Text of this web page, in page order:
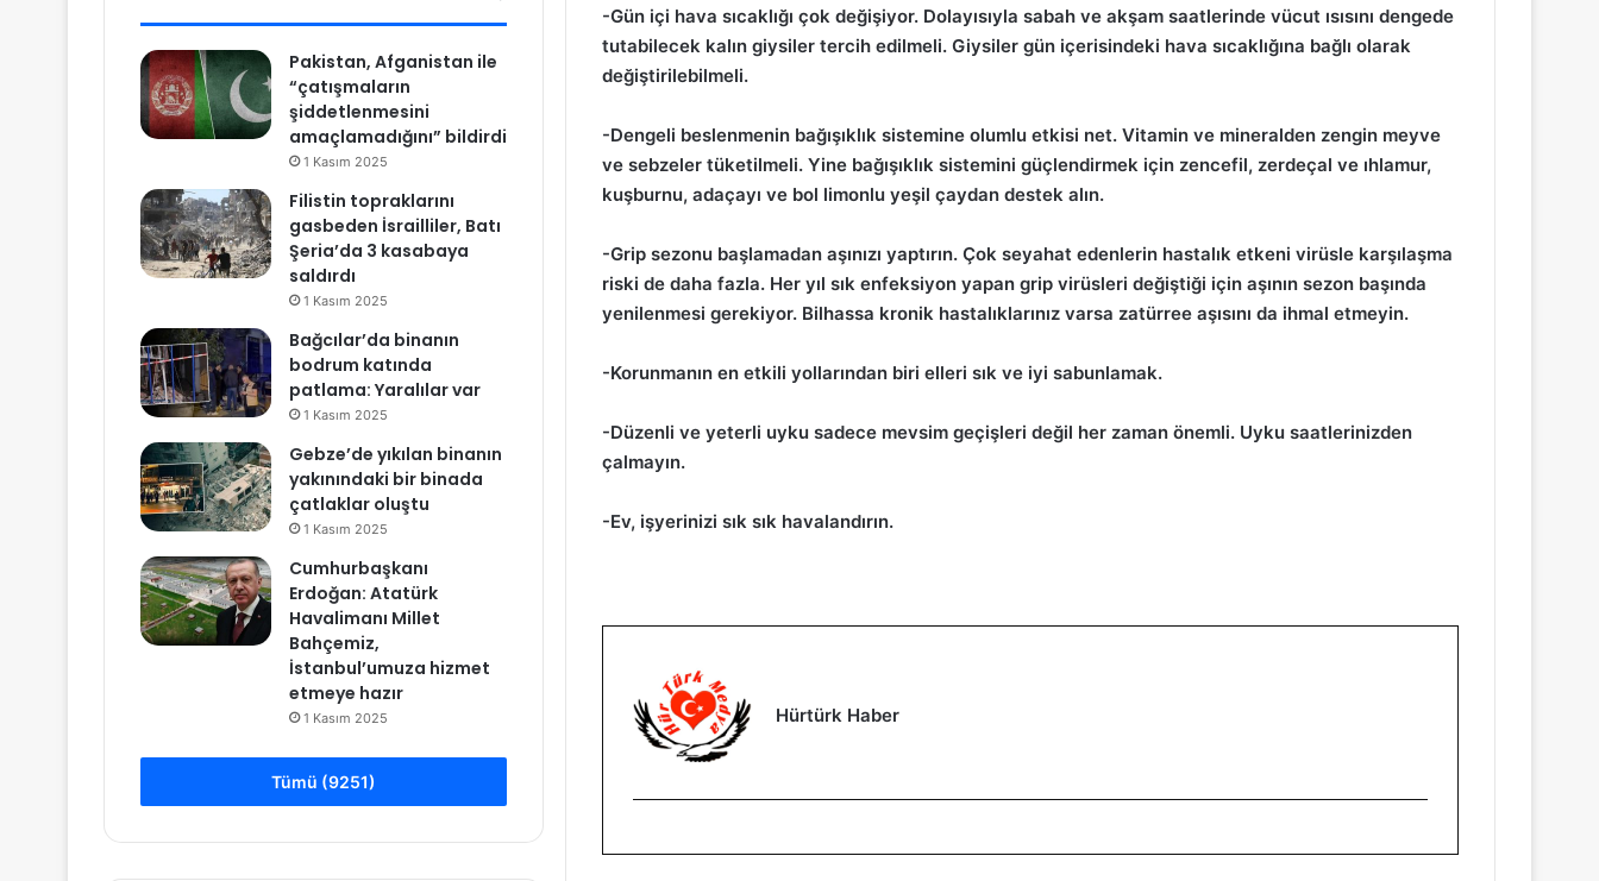
-Gün içi hava sıcaklığı çok değişiyor. Dolayısıyla sabah ve akşam saatlerinde vücut ısısını dengede
tutabilecek kalın giysiler tercih edilmeli. Giysiler gün içerisindeki hava sıcaklığına bağlı olarak
değiştirilebilmeli.
-Dengeli beslenmenin bağışıklık sistemine olumlu etkisi net. Vitamin ve mineralden zengin meyve
ve sebzeler tüketilmeli. Yine bağışıklık sistemini güçlendirmek için zencefil, zerdeçal ve ıhlamur,
kuşburnu, adaçayı ve bol limonlu yeşil çaydan destek alın.
-Grip sezonu başlamadan aşınızı yaptırın. Çok seyahat edenlerin hastalık etkeni virüsle karşılaşma
riski de daha fazla. Her yıl sık enfeksiyon yapan grip virüsleri değiştiği için aşının sezon başında
yenilenmesi gerekiyor. Bilhassa kronik hastalıklarınız varsa zatürree aşısını da ihmal etmeyin.
-Korunmanın en etkili yollarından biri elleri sık ve iyi sabunlamak.
-Düzenli ve yeterli uyku sadece mevsim geçişleri değil her zaman önemli. Uyku saatlerinizden
çalmayın.
-Ev, işyerinizi sık sık havalandırın.
Hürtürk Haber
Pakistan, Afganistan ile
“çatışmaların
şiddetlenmesini
amaçlamadığını” bildirdi
1 Kasım 2025
Filistin topraklarını
gasbeden İsrailliler, Batı
Şeria’da 3 kasabaya
saldırdı
1 Kasım 2025
Bağcılar’da binanın
bodrum katında
patlama: Yaralılar var
1 Kasım 2025
Gebze’de yıkılan binanın
yakınındaki bir binada
çatlaklar oluştu
1 Kasım 2025
Cumhurbaşkanı
Erdoğan: Atatürk
Havalimanı Millet
Bahçemiz,
İstanbul’umuza hizmet
etmeye hazır
1 Kasım 2025
Tümü (9251)